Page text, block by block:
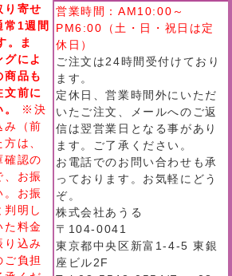
り寄せ
常1週間
。ま
によ
商品も
文前に
※決
み（前
は、
確認の
、お振
。お振
明し
た料金
り込み
負担
営業時間：AM10:00～
PM6:00（土・日・祝日は定
休日）
ご注文は24時間受付けており
ます。
定休日、営業時間外にいただ
いたご注文、メールへのご返
信は翌営業日となる事があり
ます。ご了承ください。
お電話でのお問い合わせも承
っております。お気軽にどう
ぞ。
株式会社あうる
〒104-0041
東京都中央区新富1-4-5 東銀
座ビル2F